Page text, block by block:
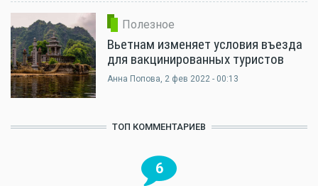
Полезное
Вьетнам изменяет условия въезда
для вакцинированных туристов
Анна Попова, 2 фев 2022 - 00:13
ТОП КОММЕНТАРИЕВ
6